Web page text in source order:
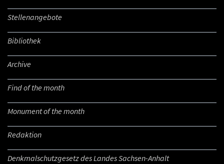
Stellenangebote
Bibliothek
Archive
Find of the month
Monument of the month
Redaktion
Denkmalschutzgesetz des Landes Sachsen-Anhalt